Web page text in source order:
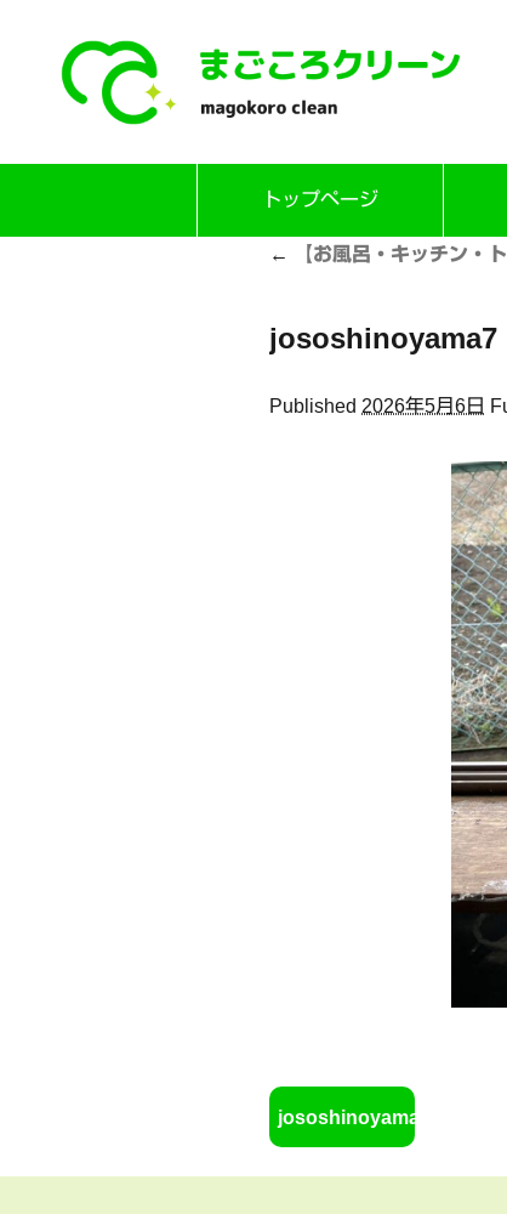
トップページ
← 【お風呂・キッチン・
jososhinoyama7
Published 2026年5月6日
jososhinoyama6